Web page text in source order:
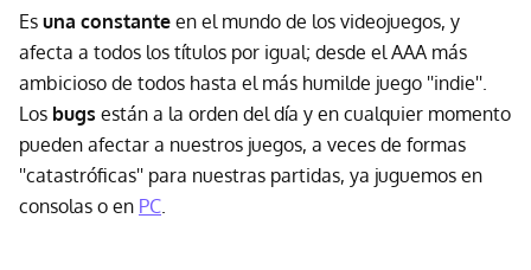
Es una constante en el mundo de los videojuegos, y
afecta a todos los títulos por igual; desde el AAA más
ambicioso de todos hasta el más humilde juego ''indie''.
Los bugs están a la orden del día y en cualquier momento
pueden afectar a nuestros juegos, a veces de formas
''catastróficas'' para nuestras partidas, ya juguemos en
consolas o en PC.